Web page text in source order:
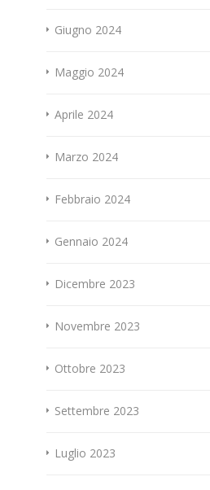
Giugno 2024
Maggio 2024
Aprile 2024
Marzo 2024
Febbraio 2024
Gennaio 2024
Dicembre 2023
Novembre 2023
Ottobre 2023
Settembre 2023
Luglio 2023